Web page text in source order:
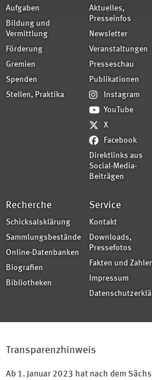
Aufgaben
Bildung und
Vermittlung
Förderung
Gremien
Spenden
Stellen, Praktika
Aktuelles,
Presseinfos
Newsletter
Veranstaltungen
Presseschau
Publikationen
Instagram
YouTube
X
Facebook
Direktlinks aus
Social-Media-
Beiträgen
Recherche
Schicksalsklärung
Sammlungsbestände
Online-Datenbanken
Biografien
Bibliotheken
Service
Kontakt
Downloads,
Pressefotos
Fakten und
Impressum
Transparenzhinweis
Ab 1. Januar 2023 hat nach dem